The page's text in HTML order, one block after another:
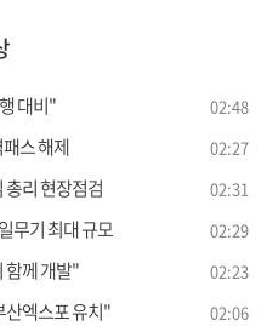
대비" 02:48
스 해제 02:27
리 현장점검 02:31
무기 최대 규모 02:29
함께 개발" 02:23
산엑스포 유치" 02:06